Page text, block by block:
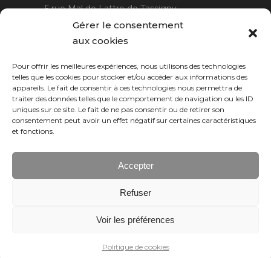
Gérer le consentement
aux cookies
Pour offrir les meilleures expériences, nous utilisons des technologies
telles que les cookies pour stocker et/ou accéder aux informations des
appareils. Le fait de consentir à ces technologies nous permettra de
traiter des données telles que le comportement de navigation ou les ID
uniques sur ce site. Le fait de ne pas consentir ou de retirer son
consentement peut avoir un effet négatif sur certaines caractéristiques
et fonctions.
Accepter
Refuser
Voir les préférences
Politique de cookies
5 rue Mal de Lattre de Tassigny
21220 Gevrey Chambertin
06 15 15 80 29
Horaires :sur rendez-vous.
© 2026 RJ création, tous droits réservés.